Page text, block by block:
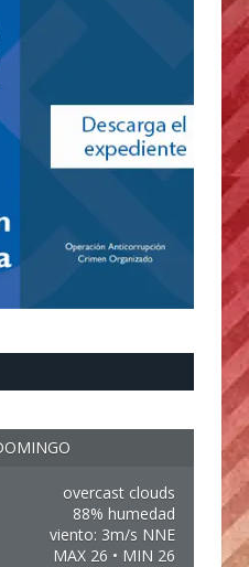
overcast clouds
88% humedad
viento: 3m/s NNE
MAX 26 • MIN 26